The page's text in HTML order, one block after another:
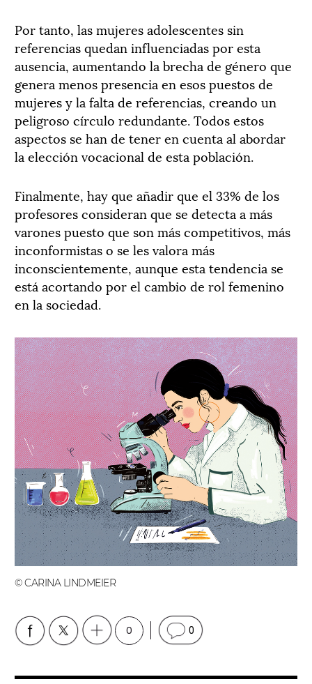
Por tanto, las mujeres adolescentes sin
referencias quedan influenciadas por esta
ausencia, aumentando la brecha de género que
genera menos presencia en esos puestos de
mujeres y la falta de referencias, creando un
peligroso círculo redundante. Todos estos
aspectos se han de tener en cuenta al abordar
la elección vocacional de esta población.
Finalmente, hay que añadir que el 33% de los
profesores consideran que se detecta a más
varones puesto que son más competitivos, más
inconformistas o se les valora más
inconscientemente, aunque esta tendencia se
está acortando por el cambio de rol femenino
en la sociedad.
© CARINA LINDMEIER
0 0